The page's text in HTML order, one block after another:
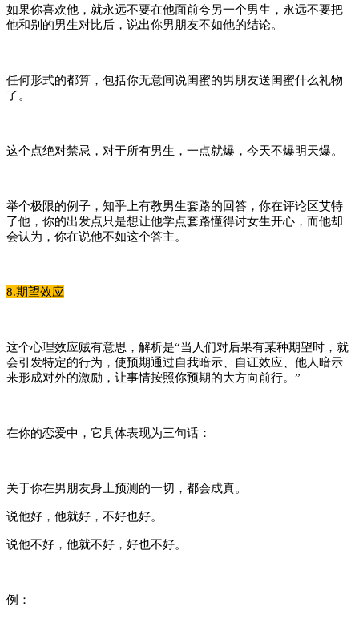
如果你喜欢他，就永远不要在他面前夸另一个男生，永远不要把
他和别的男生对比后，说出你男朋友不如他的结论。
任何形式的都算，包括你无意间说闺蜜的男朋友送闺蜜什么礼物
了。
这个点绝对禁忌，对于所有男生，一点就爆，今天不爆明天爆。
举个极限的例子，知乎上有教男生套路的回答，你在评论区艾特
了他，你的出发点只是想让他学点套路懂得讨女生开心，而他却
会认为，你在说他不如这个答主。
8.期望效应
这个心理效应贼有意思，解析是“当人们对后果有某种期望时，就
会引发特定的行为，使预期通过自我暗示、自证效应、他人暗示
来形成对外的激励，让事情按照你预期的大方向前行。”
在你的恋爱中，它具体表现为三句话：
关于你在男朋友身上预测的一切，都会成真。
说他好，他就好，不好也好。
说他不好，他就不好，好也不好。
例：